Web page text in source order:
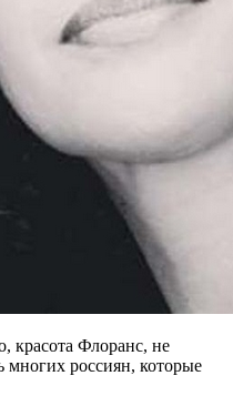
красота Флоранс, не
многих россиян, которые